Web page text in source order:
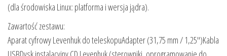
(dla środowiska Linux: platforma i wersja jądra).
Zawartość zestawu:
Aparat cyfrowy Levenhuk do teleskopuAdapter (31,75 mm / 1,25″)Kabla